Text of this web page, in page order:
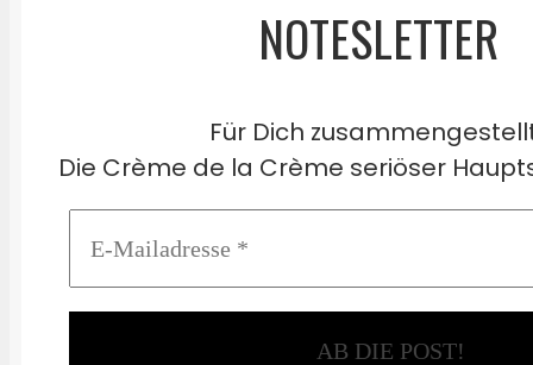
NOTESLETTER
Für Dich
Die Crème de la Crème seriöser